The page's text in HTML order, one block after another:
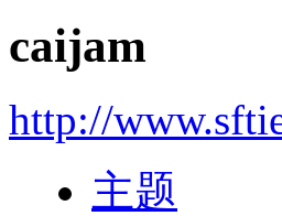
caijam
http://
主题